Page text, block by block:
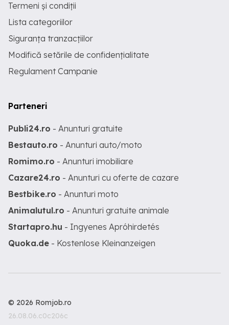
Termeni și condiții
Lista categoriilor
Siguranța tranzacțiilor
Modifică setările de confidențialitate
Regulament Campanie
Parteneri
Publi24.ro - Anunturi gratuite
Bestauto.ro - Anunturi auto/moto
Romimo.ro - Anunturi imobiliare
Cazare24.ro - Anunturi cu oferte de cazare
Bestbike.ro - Anunturi moto
Animalutul.ro - Anunturi gratuite animale
Startapro.hu - Ingyenes Apróhirdetés
Quoka.de - Kostenlose Kleinanzeigen
© 2026 Romjob.ro
26.08.06.c0c206c